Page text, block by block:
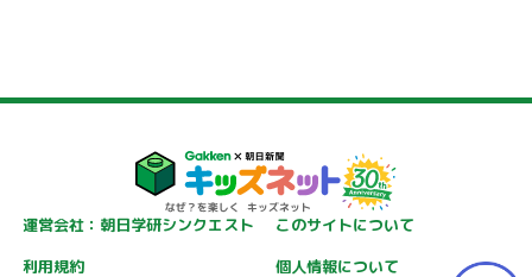
運営会社：朝日学研シンクエスト
このサイトについて
利用規約
個人情報について